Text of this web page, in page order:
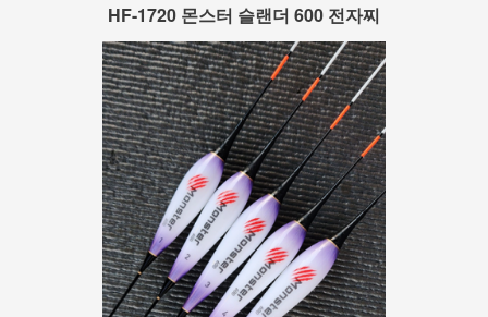
HF-1720 몬스터 슬랜더 600 전자찌